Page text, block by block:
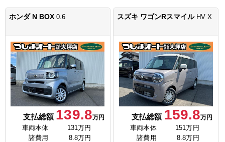
ホンダ N BOX 0.6
支払総額 139.8万円
車両本体
131万円
諸費用
8.8万円
スズキ ワゴンRスマイル HV X
支払総額 159.8万円
車両本体
151万円
諸費用
8.8万円